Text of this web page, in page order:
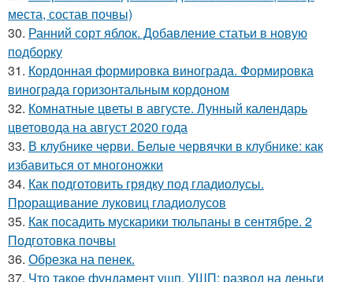
места, состав почвы)
30. Ранний сорт яблок. Добавление статьи в новую
подборку
31. Кордонная формировка винограда. Формировка
винограда горизонтальным кордоном
32. Комнатные цветы в августе. Лунный календарь
цветовода на август 2020 года
33. В клубнике черви. Белые червячки в клубнике: как
избавиться от многоножки
34. Как подготовить грядку под гладиолусы.
Проращивание луковиц гладиолусов
35. Как посадить мускарики тюльпаны в сентябре. 2
Подготовка почвы
36. Обрезка на пенек.
37. Что такое фундамент ушп. УШП: развод на деньги